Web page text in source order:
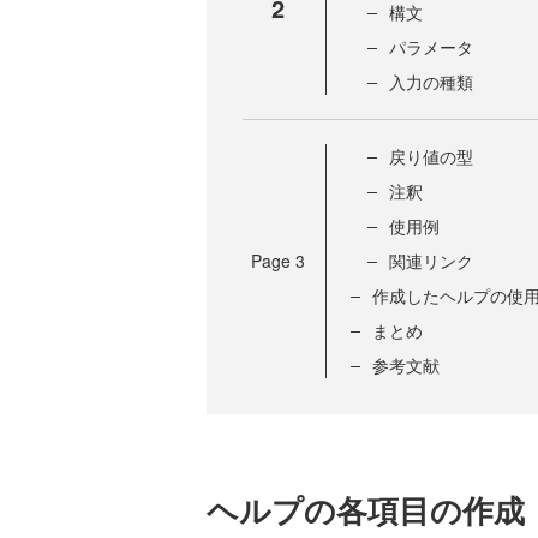
2
構文
パラメータ
入力の種類
Page 3
戻り値の型
注釈
使用例
関連リンク
作成したヘルプの使
まとめ
参考文献
ヘルプの各項目の作成